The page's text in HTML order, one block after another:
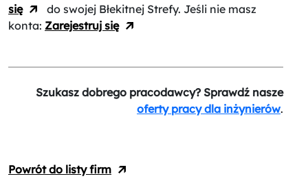
się
do swojej Błekitnej Strefy. Jeśli nie masz
konta: Zarejestruj się
Szukasz dobrego pracodawcy? Sprawdź nasze
oferty pracy dla inżynierów.
Powrót do listy firm